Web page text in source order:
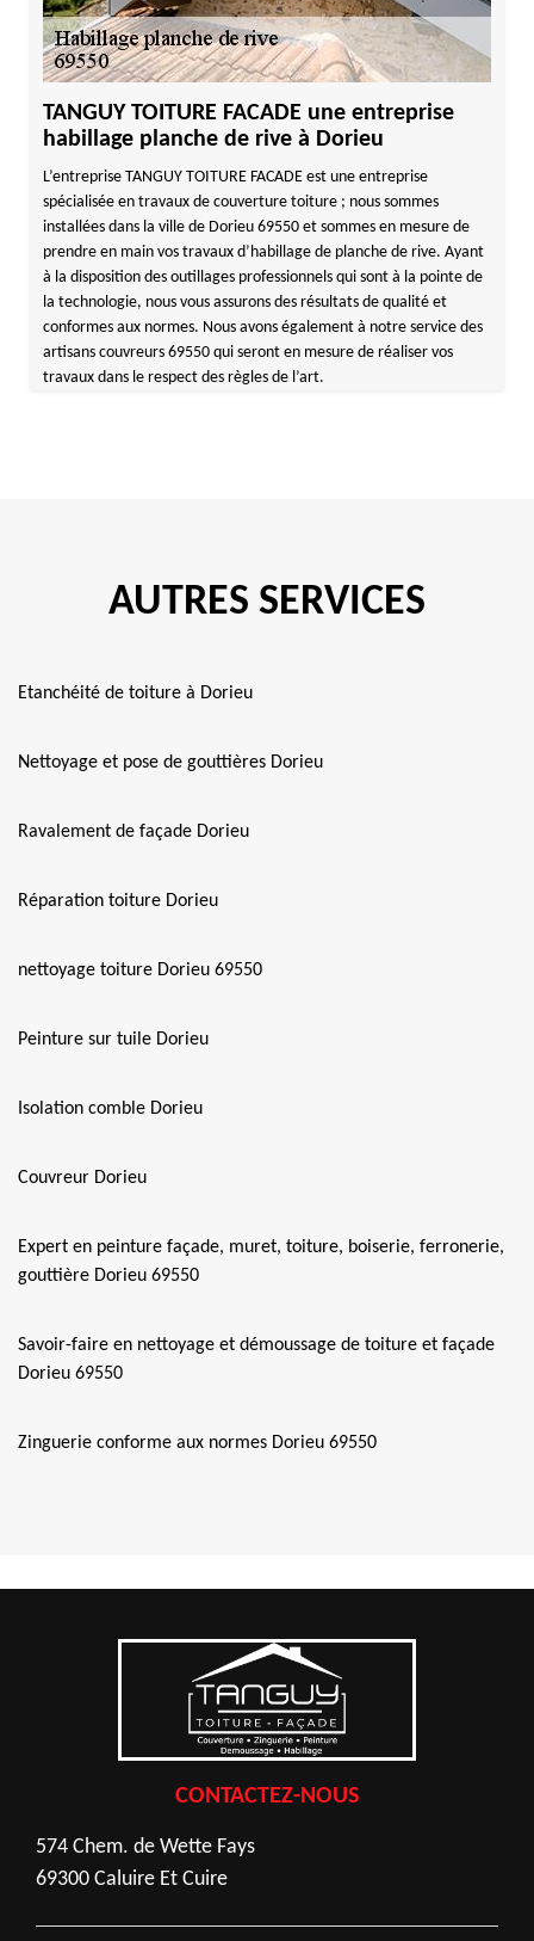
TANGUY TOITURE FACADE une entreprise
habillage planche de rive à Dorieu
L’entreprise TANGUY TOITURE FACADE est une entreprise
spécialisée en travaux de couverture toiture ; nous sommes
installées dans la ville de Dorieu 69550 et sommes en mesure de
prendre en main vos travaux d’habillage de planche de rive. Ayant
à la disposition des outillages professionnels qui sont à la pointe de
la technologie, nous vous assurons des résultats de qualité et
conformes aux normes. Nous avons également à notre service des
artisans couvreurs 69550 qui seront en mesure de réaliser vos
travaux dans le respect des règles de l’art.
AUTRES SERVICES
Etanchéité de toiture à Dorieu
Nettoyage et pose de gouttières Dorieu
Ravalement de façade Dorieu
Réparation toiture Dorieu
nettoyage toiture Dorieu 69550
Peinture sur tuile Dorieu
Isolation comble Dorieu
Couvreur Dorieu
Expert en peinture façade, muret, toiture, boiserie, ferronerie,
gouttière Dorieu 69550
Savoir-faire en nettoyage et démoussage de toiture et façade
Dorieu 69550
Zinguerie conforme aux normes Dorieu 69550
CONTACTEZ-NOUS
574 Chem. de Wette Fays
69300 Caluire Et Cuire